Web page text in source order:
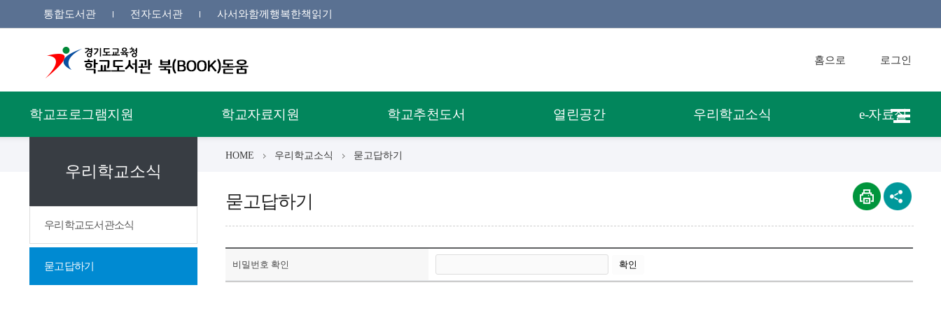
통합도서관 전자도서관 사서와함께행복한책읽기
홈으로 로그인
학교프로그램지원 학교자료지원 학교추천도서 열린공간 우리학교소식 e-자료실
HOME 우리학교소식 묻고답하기
우리학교소식
우리학교도서관소식
묻고답하기
묻고답하기
비밀번호 확인 확인